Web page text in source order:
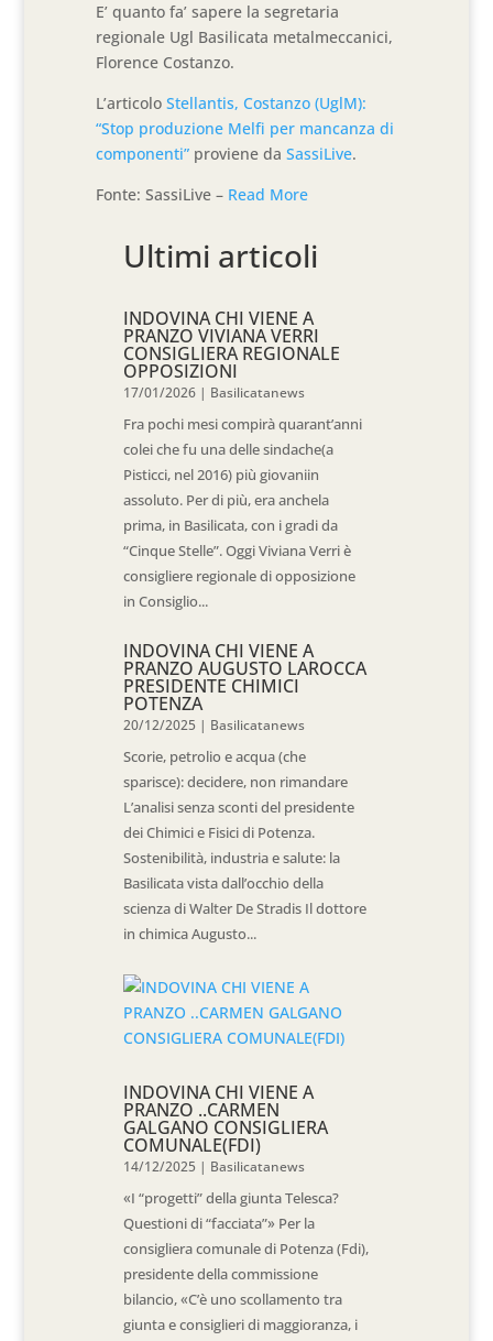
E’ quanto fa’ sapere la segretaria
regionale Ugl Basilicata metalmeccanici,
Florence Costanzo.
L’articoloStellantis, Costanzo (UglM):
“Stop produzione Melfi per mancanza di
componenti” proviene daSassiLive.
Fonte: SassiLive – Read More
Ultimi articoli
INDOVINA CHI VIENE A
PRANZO VIVIANA VERRI
CONSIGLIERA REGIONALE
OPPOSIZIONI
17/01/2026 | Basilicatanews
Fra pochi mesi compirà quarant’anni
colei che fu una delle sindache(a
Pisticci, nel 2016) più giovaniin
assoluto. Per di più, era anchela
prima, in Basilicata, con i gradi da
“Cinque Stelle”. Oggi Viviana Verri è
consigliere regionale di opposizione
in Consiglio...
INDOVINA CHI VIENE A
PRANZO AUGUSTO LAROCCA
PRESIDENTE CHIMICI
POTENZA
20/12/2025 | Basilicatanews
Scorie, petrolio e acqua (che
sparisce): decidere, non rimandare
L’analisi senza sconti del presidente
dei Chimici e Fisici di Potenza.
Sostenibilità, industria e salute: la
Basilicata vista dall’occhio della
scienza di Walter De Stradis Il dottore
in chimica Augusto...
INDOVINA CHI VIENE A
PRANZO ..CARMEN
GALGANO CONSIGLIERA
COMUNALE(FDI)
14/12/2025 | Basilicatanews
«I “progetti” della giunta Telesca?
Questioni di “facciata”» Per la
consigliera comunale di Potenza (Fdi),
presidente della commissione
bilancio, «C’è uno scollamento tra
giunta e consiglieri di maggioranza, i